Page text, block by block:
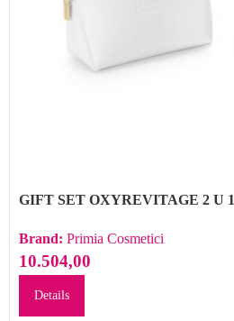
GIFT SET OXYREVITAGE 2 U 1
Brand: Primia Cosmetici
10.504,00
Details